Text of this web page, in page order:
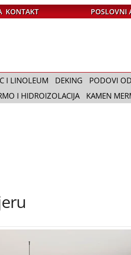
KONTAKT POSLOVNI
I LINOLEUM DEKING PODOVI
I HIDROIZOLACIJA KAMEN